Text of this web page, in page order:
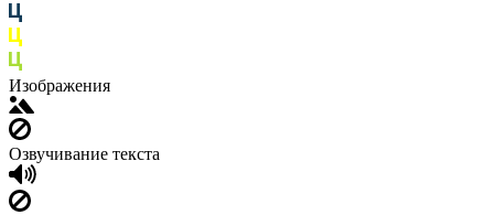
Изображения
Озвучивание текста